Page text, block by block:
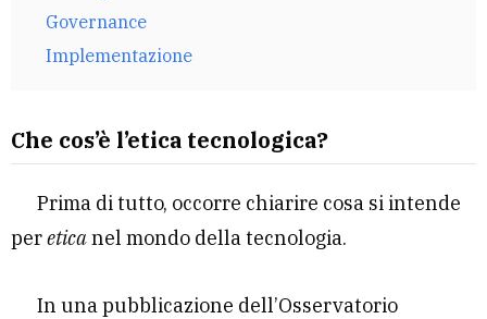
Governance
Implementazione
Che cos’è l’etica tecnologica?
Prima di tutto, occorre chiarire cosa si intende
pereticanel mondo della tecnologia.
In una pubblicazione dell’Osservatorio